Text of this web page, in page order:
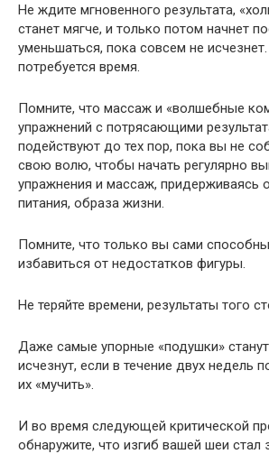
Не ждите мгновенного результата,
станет мягче, и только потом начнет
уменьшаться, пока совсем не
потребуется время.
Помните, что массаж и «волшебные
упражнений с потрясающими
подействуют до тех пор, пока вы не
свою волю, чтобы начать регулярно
упражнения и массаж, придерживаясь
питания, образа жизни.
Помните, что только вы сами
избавиться от недостатков фигуры.
Не теряйте времени, результаты того
Даже самые упорные «подушки»
исчезнут, если в течение двух недель
их «мучить».
И во время следующей критической
обнаружите, что изгиб вашей шеи стал